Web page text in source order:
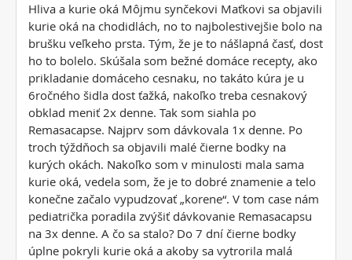
Hliva a kurie oká Môjmu synčekovi Maťkovi sa objavili
kurie oká na chodidlách, no to najbolestivejšie bolo na
brušku veľkeho prsta. Tým, že je to nášlapná časť, dost
ho to bolelo. Skúšala som bežné domáce recepty, ako
prikladanie domáceho cesnaku, no takáto kúra je u
6ročného šidla dost ťažká, nakoľko treba cesnakový
obklad meniť 2x denne. Tak som siahla po
Remasacapse. Najprv som dávkovala 1x denne. Po
troch týždňoch sa objavili malé čierne bodky na
kurých okách. Nakoľko som v minulosti mala sama
kurie oká, vedela som, že je to dobré znamenie a telo
konečne začalo vypudzovať „korene“. V tom case nám
pediatrička poradila zvýšiť dávkovanie Remasacapsu
na 3x denne. A čo sa stalo? Do 7 dní čierne bodky
úplne pokryli kurie oká a akoby sa vytrorila malá